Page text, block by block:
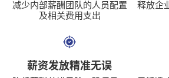
减少内部薪酬团队的人员配置
及相关费用支出
释放企
薪资发放精准无误